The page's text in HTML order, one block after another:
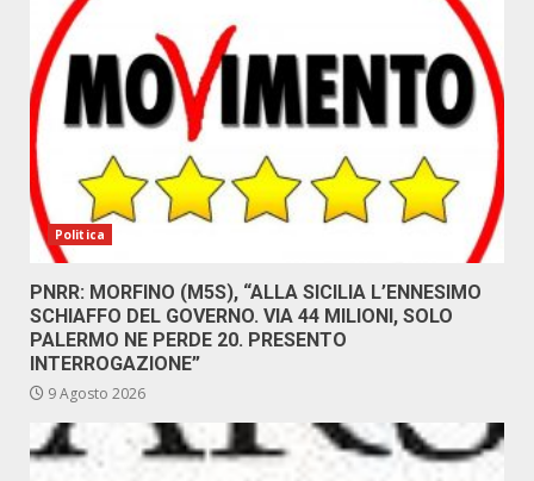
Politica
PNRR: MORFINO (M5S), “ALLA SICILIA L’ENNESIMO
SCHIAFFO DEL GOVERNO. VIA 44 MILIONI, SOLO
PALERMO NE PERDE 20. PRESENTO
INTERROGAZIONE”
9 Agosto 2026